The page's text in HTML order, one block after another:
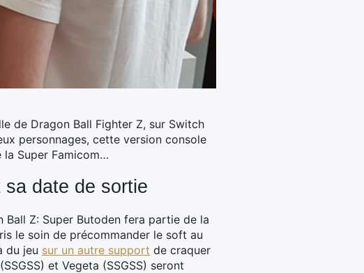
de Dragon Ball Fighter Z, sur Switch
personnages, cette version console
la Super Famicom…
date de sortie
Ball Z: Super Butoden fera partie de la
le soin de précommander le soft au
du jeu sur un autre support de craquer
et Vegeta (SSGSS) seront